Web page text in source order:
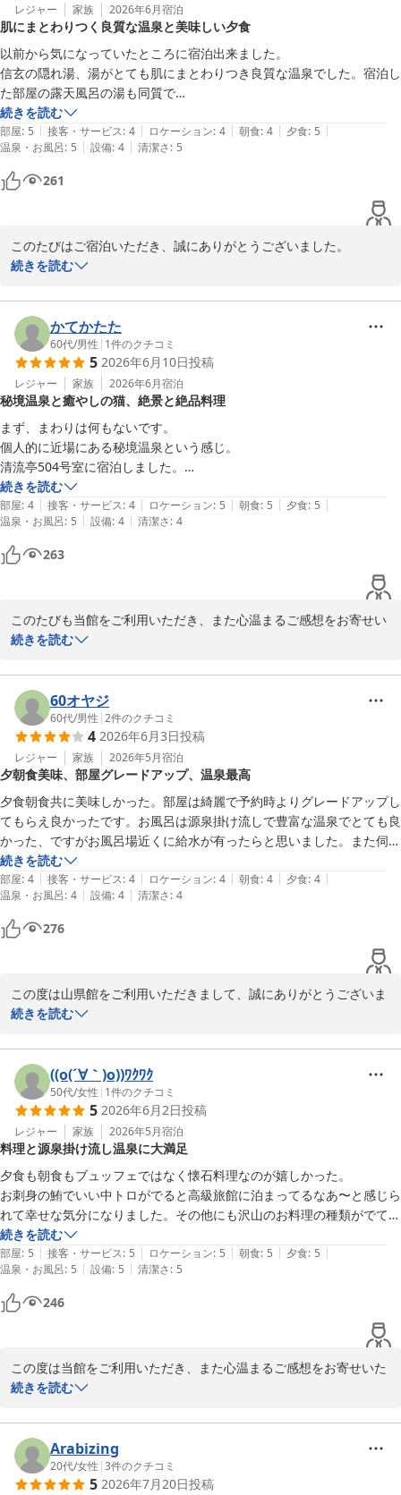
また、お食事やスタッフの接客につきましてお褒めのお言葉を頂戴
し、心より感謝申し上げます。お客様に安心してお過ごしいただけ
るよう、温かみのあるおもてなしを心掛けておりますので、このよ
うなお言葉はスタッフ一同の大きな励みとなります。
これからも小さなお子様連れのお客様にも快適にお過ごしいただけ
る宿を目指してまいります。またご家族皆様でお越しいただける日
を、心よりお待ち申し上げております。
川浦温泉 山県館
レジャー 家族 2026年6月宿泊
肌にまとわりつく良質な温泉と美味しい夕食
以前から気になっていたところに宿泊出来ました。
信玄の隠れ湯、湯がとても肌にまとわりつき良質な温泉でした。宿泊し
た部屋の露天風呂の湯も同質で
長い時間浸かっても大丈夫な温度でした。最高。
夕食も美味しく酒もすすみながら完食出来ました。
高齢の私たちでも夕食時の御飯(釜飯)を完食したのは久しぶりです。
欲を言うと晴れた日に宿泊し夜空を眺めて風呂に入りたいですね。大変
続きを読む
部屋: 5 | 接客・サービス: 4 | ロケーション: 4 | 朝食: 4 | 夕食: 5 |
温泉・お風呂: 5 | 設備: 4 | 清潔さ: 5
261
このたびはご宿泊いただき、誠にありがとうございました。
以前から気にかけてくださっていたとのこと、大変嬉しく拝読いた
まとわりつくような泉質をお楽しみいただけたようで何よりでござ
います。お部屋の露天風呂でも同じ源泉をゆっくりとご堪能いただ
けたとのお言葉に、私どもも嬉しい気持ちでいっぱいです。
また、夕食もお口に合いましたようで安心いたしました。釜飯まで
完食していただけたとのこと、料理長をはじめ調理スタッフにとっ
て大きな励みになります。お酒とともにゆったりとしたお食事の時
間をお過ごしいただけたご様子が伝わってまいりました。
あいにくのお天気ではございましたが、「次は晴れた夜空を眺めな
がら」とのお言葉を頂戴し、ぜひ次回は満天の星空とともに露天風
呂をお楽しみいただければと願っております。季節や天候によって
渓谷や空の表情も変わりますので、また違った魅力を感じていただ
けることと思います。
改めまして、このたびのご来館に心より感謝申し上げます。お二人
にまたお会いできます日を、スタッフ一同楽しみにお待ちしており
2026-06-15
続きを読む
かてかたた
60代/男性 | 1件のクチコミ
5 2026年6月10日投稿
レジャー 家族 2026年6月宿泊
秘境温泉と癒やしの猫、絶景と絶品料理
まず、まわりは何もないです。
個人的に近場にある秘境温泉という感じ。
清流亭504号室に宿泊しました。
最上階から渓谷を見下す景色が壮大で最高でした。
写真撮るの忘れました。
猫がいました。確認できただけで5匹
賛否あると思いますが
足元に寄ってきてすりすりされたり
わかっていてもとても癒やされました。
料理は山梨牛のすき焼の薄い霜降りの
口の中でとろけてなくなる感覚でした。
かなり柔らかい方だと思います。
温泉は言わずとも最高です。
ここ数年、
毎年1回自身と親へのご褒美に来ています。
が、今年で三回目という方がいらっしゃいました。
続きを読む
部屋: 4 | 接客・サービス: 4 | ロケーション: 5 | 朝食: 5 | 夕食: 5 |
温泉・お風呂: 5 | 設備: 4 | 清潔さ: 4
263
このたびも当館をご利用いただき、また心温まるご感想をお寄せい
ただきまして誠にありがとうございます。
清流亭504号室からご覧いただいた渓谷の景色や、当館自慢の源泉
かけ流し温泉をご満喫いただけたご様子を大変嬉しく拝読いたしま
した。最上階ならではの眺望は、四季折々で異なる表情を見せてく
れますので、ぜひまた違う季節の景色もお楽しみいただければ幸い
です。
また、当館の猫たちにも温かいお言葉をありがとうございます。人
懐こい猫たちは、多くのお客様に癒やしのひとときをお届けしてお
ります。気ままに過ごす姿も当館ならではの風景としてお楽しみい
ただけましたら嬉しく存じます。
ご夕食の甲州牛のすき焼きにつきましても、お肉の柔らかさや口ど
けをご堪能いただけたとのこと、料理長をはじめ調理スタッフにと
って何よりの励みとなります。
さらに、毎年ご自身とご両親へのご褒美としてお越しいただいてい
るとのこと、心より感謝申し上げます。大切なご旅行の場所として
当館をお選びいただけることは、私どもにとって大変光栄でござい
これからも「また来たい」と思っていただける宿であり続けられる
よう努めてまいります。ぜひ来年も、ご家族皆様でお越しください
ませ。
川浦温泉 山県館
2026-06-12
続きを読む
60オヤジ
60代/男性 |2件のクチコミ
4 2026年6月3日投稿
レジャー 家族 2026年5月宿泊
夕朝食美味、部屋グレードアップ、温泉最高
夕食朝食共に美味しかった。部屋は綺麗で予約時よりグレードアップし
てもらえ良かったです。お風呂は源泉掛け流しで豊富な温泉でとても良
かった、ですがお風呂場近くに給水が有ったらと思いました。また伺い
たいと思います。
続きを読む
部屋: 4 | 接客・サービス: 4 | ロケーション: 4 | 朝食: 4 | 夕食: 4 |
温泉・お風呂: 4 | 設備: 4 | 清潔さ: 4
276
この度は山県館をご利用いただきまして、誠にありがとうございま
した。
ご夕食・ご朝食ともにご満足いただけたとのこと、大変嬉しく拝読
いたしました。また、お部屋につきましても快適にお過ごしいただ
けたご様子で何よりでございます。
当館自慢の源泉100％かけ流しの温泉もお気に召していただき、大
変光栄に存じます。豊富な湯量と自然の恵みを感じながら、ゆった
りとしたひとときをお過ごしいただけましたなら幸いです。
また、浴場近くの給水設備につきまして貴重なご意見をお寄せいた
だき、ありがとうございます。今後の施設運営の参考として、より
快適にお過ごしいただける環境づくりに努めてまいります。
「また伺いたい」とのお言葉は、私どもにとって何よりの励みでご
ざいます。次回お越しの際にも、ご期待に添えるおもてなしをご提
またのお帰りを心よりお待ち申し上げております。
川浦温泉 山県館
2026-06-06
続きを読む
((o(´∀｀)o))ﾜｸﾜｸ
50代/女性 | 1件のクチコミ
5 2026年6月2日投稿
レジャー 家族 2026年5月宿泊
料理と源泉掛け流し温泉に大満足
夕食も朝食もブュッフェではなく懐石料理なのが嬉しかった。
お刺身の鮪でいい中トロがでると高級旅館に泊まってるなあ〜と感じら
れて幸せな気分になりました。その他にも沢山のお料理の種類がでてと
ても美味しかったです。朝食のお魚が冷めてたので焼魚は温かい方がも
っと美味しいのかなと思いました。
温泉も男女入れ替え制や混浴風呂の女性タイムがあったりで色々なお風
呂に入れて楽しかったです。
自分的にはうたせ湯が一番良かった。
源泉掛け流しが好きなのでそこもポイント高かったですし、塩素とか全
く使っていない温泉のいい匂いがしました。来年のお正月旅行に今度は
母を連れて行きたいなーと思いました。
続きを読む
部屋: 5 | 接客・サービス: 5 | ロケーション: 5 | 朝食: 5 | 夕食: 5 |
温泉・お風呂: 5 | 設備: 5 | 清潔さ: 5
246
この度は当館をご利用いただき、また心温まるご感想をお寄せいた
だきまして誠にありがとうございます。
ご夕食・ご朝食ともにお楽しみいただけたとのこと、大変嬉しく拝
読いたしました。特にお刺身の中トロをはじめ、会席料理の数々に
ご満足いただき、「高級旅館に泊まっていると感じられた」とのお
言葉は、私どもにとって何よりの励みでございます。
続きを読む
Arabizing
20代/女性 |3件のクチコミ
5 2026年7月20日投稿